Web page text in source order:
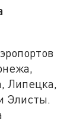
Липецка,
Элисты.